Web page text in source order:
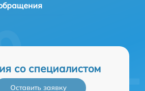
со специалистом
Оставить заявку